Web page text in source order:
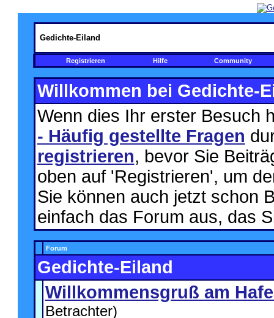
Gedichte-Eiland
Registrieren Hilfe Community
Willkommen bei Gedichte-
Wenn dies Ihr erster Besuch
- Häufig gestellte Fragen
registrieren, bevor Sie
oben auf 'Registrieren', um
Sie können auch jetzt schon
einfach das Forum aus, das
Forum
Gedichte-Eiland
Willkommensgruß am
Betrachter)